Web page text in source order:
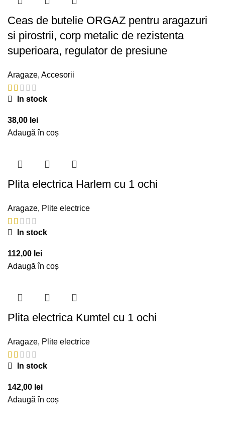
257,00 lei.
Ceas de butelie ORGAZ pentru aragazuri
si pirostrii, corp metalic de rezistenta
superioara, regulator de presiune
Aragaze, Accesorii
In stock
38,00 lei
Adaugă în coș
Plita electrica Harlem cu 1 ochi
Aragaze, Plite electrice
In stock
112,00 lei
Adaugă în coș
Plita electrica Kumtel cu 1 ochi
Aragaze, Plite electrice
In stock
142,00 lei
Adaugă în coș